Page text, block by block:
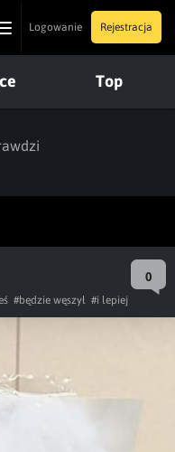
ToggleLogowanie Rejestracja
Top
0
#będzie węszył #i lepiej